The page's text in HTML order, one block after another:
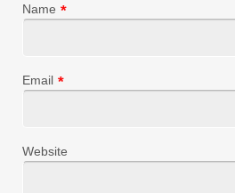
Name *
Email *
Website